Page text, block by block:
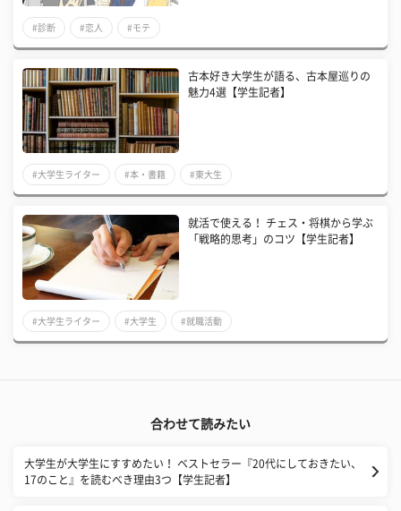
#診断 #恋人 #モテ
古本好き大学生が語る、古本屋巡りの
魅力4選【学生記者】
#大学生ライター #本・書籍 #東大生
​就活で使える！ チェス・将棋から学ぶ
「戦略的思考」のコツ【学生記者】
#大学生ライター #大学生 #就職活動
合わせて読みたい
大学生が大学生にすすめたい！ ベストセラー『20代にしておきたい、
17のこと』を読むべき理由3つ【学生記者】